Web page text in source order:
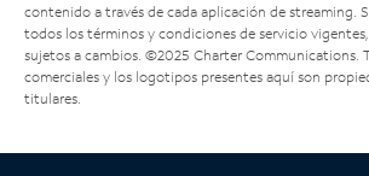
contenido a través de cada aplicación de streaming.
todos los términos y condiciones de servicio
sujetos a cambios. ©2025 Charter Communications.
comerciales y los logotipos presentes aquí son
titulares.